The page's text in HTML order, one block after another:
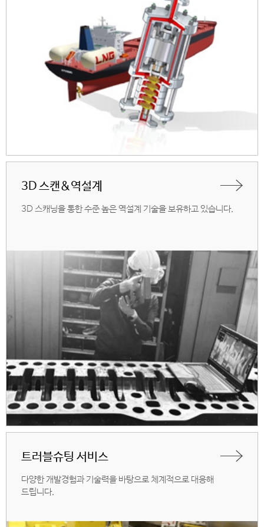
3D 스캔&역설계
3D 스캐닝을 통한 수준 높은 역설계 기술을 보유하고 있습니다.
트러블슈팅 서비스
다양한 개발경험과 기술력을 바탕으로 체계적으로 대응해
드립니다.